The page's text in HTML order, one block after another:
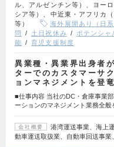
ル、アルゼンチン等）、ヨー
シア等）、中近東・アフリカ
等）
海外展開あり（日
問
土日祝休み ポテンシャ
能
育児支援制度
異業種・異業界出身者
ターでのカスタマーサ
ョンマネジメントを登
■仕事内容 当社のDC・倉庫事業
ーションのマネジメント業務全
会社概要
港湾運送事業、海上
動車運送取扱業、自動車回送事